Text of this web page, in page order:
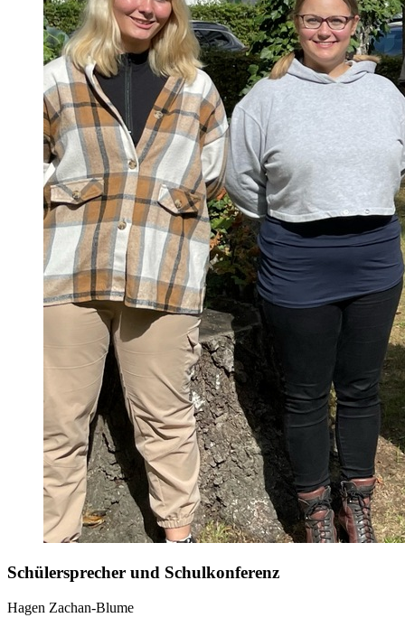
Schülersprecher und Schulkonferenz
Hagen Zachan-Blume